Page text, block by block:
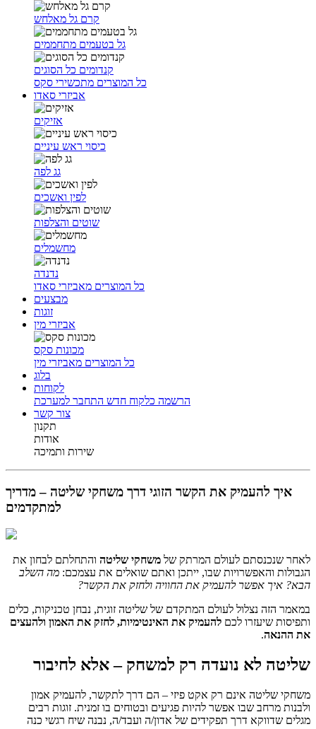
קרם גל מאלחש
גל בטעמים מתחממים
קנדומים כל הסוגים
כל המוצרים מתכשירי סקס
אביזרי סאדו
אזיקים
כיסוי ראש עיניים
גג לפה
לפין ואשכים
שוטים והצלפות
מחשמלים
נדנדה
כל המוצרים מאביזרי סאדו
מבצעים
זוגות
אביזרי מין
מכונות סקס
כל המוצרים מאביזרי מין
בלוג
לקוחות
הרשמה כלקוח חדש התחבר למערכת
צור קשר
תקנון
אודות
שירות ותמיכה
איך להעמיק את הקשר הזוגי דרך משחקי שליטה – מדריך
למתקדמים
לאחר שנכנסתם לעולם המרתק של משחקי שליטה והתחלתם לבחון את
הגבולות והאפשרויות שבו, ייתכן ואתם שואלים את עצמכם: מה השלב
הבא? איך אפשר להעמיק את החוויה ולחזק את הקשר?
במאמר הזה נצלול לעולם המתקדם של שליטה זוגית, נבחן טכניקות, כלים
ותפיסות שיעזרו לכם להעמיק את האינטימיות, לחזק את האמון ולהעצים
את ההנאה.
שליטה לא נועדה רק למשחק – אלא לחיבור
משחקי שליטה אינם רק אקט פיזי – הם דרך לתקשר, להעמיק אמון
ולבנות מרחב שבו אפשר להיות פגיעים ובטוחים בו זמנית. זוגות רבים
מגלים שדווקא דרך תפקידים של אדון/ה ועבד/ה, נבנה שיח רגשי כנה